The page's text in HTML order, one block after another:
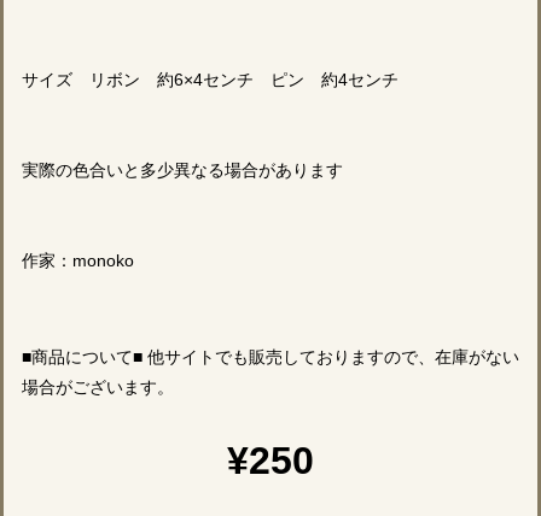
サイズ リボン 約6×4センチ ピン 約4センチ
実際の色合いと多少異なる場合があります
作家：monoko
■商品について■ 他サイトでも販売しておりますので、在庫がない
場合がございます。
¥250